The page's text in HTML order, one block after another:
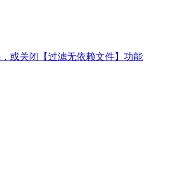
或关闭【过滤无依赖文件】功能